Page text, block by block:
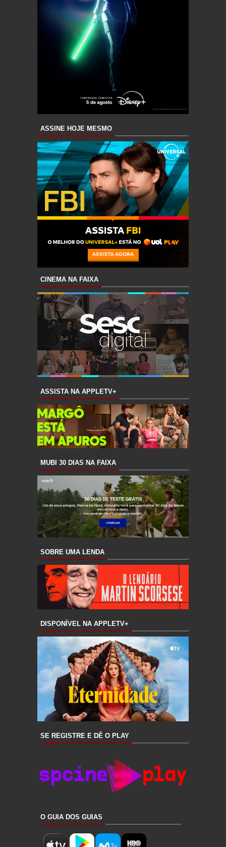
ASSINE HOJE MESMO
CINEMA NA FAIXA
ASSISTA NA APPLETV+
MUBI 30 DIAS NA FAIXA
SOBRE UMA LENDA
DISPONÍVEL NA APPLETV+
SE REGISTRE E DÊ O PLAY
O GUIA DOS GUIAS